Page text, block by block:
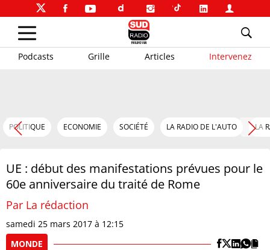
Podcasts Grille Articles Intervenez
POLITIQUE ECONOMIE SOCIÉTÉ LA RADIO DE L'AUTO LA
UE : début des manifestations prévues pour le
60e anniversaire du traité de Rome
Par La rédaction
samedi 25 mars 2017 à 12:15
MONDE